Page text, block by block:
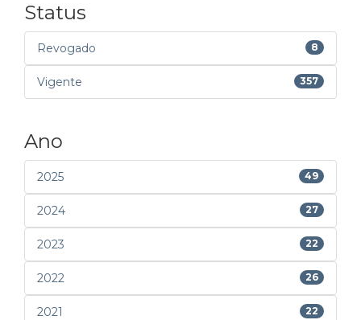
Status
Revogado 8
Vigente 357
Ano
2025 49
2024 27
2023 22
2022 26
2021 22